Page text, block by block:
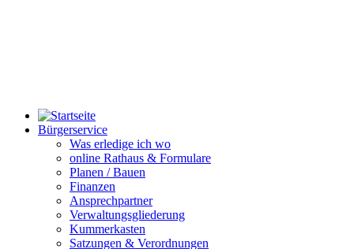
Bürgerservice
Was erledige ich wo
online Rathaus & Formulare
Planen / Bauen
Finanzen
Ansprechpartner
Verwaltungsgliederung
Kummerkasten
Satzungen & Verordnungen